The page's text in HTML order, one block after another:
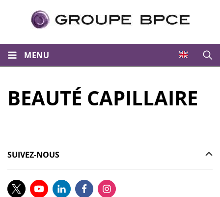
MENU
BEAUTÉ CAPILLAIRE
SUIVEZ-NOUS